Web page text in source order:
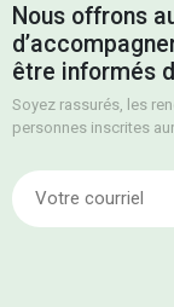
Nous offrons
être informés
Soyez rassurés, les
personnes inscrites